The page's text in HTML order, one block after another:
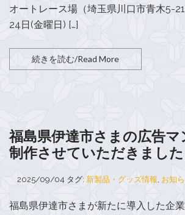
オートレース場（埼玉県川口市青木5-
24日(金曜日) […]
続きを読む/Read More
福島県伊達市さまの広告マ
制作させていただきました
2025/09/04 タグ: 新製品・グッズ情報, お知
福島県伊達市さまが新たに導入した企